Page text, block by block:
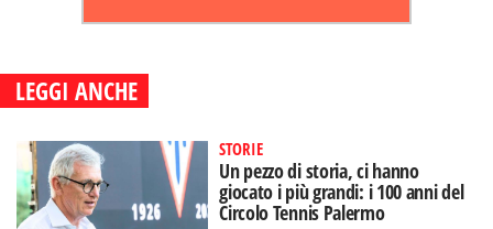
LEGGI ANCHE
STORIE
Un pezzo di storia, ci hanno
giocato i più grandi: i 100 anni del
Circolo Tennis Palermo